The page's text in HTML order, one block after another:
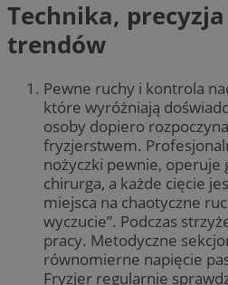
Technika,
trendów
Pewne ruchy i kontrola
które wyróżniają
osoby dopiero
fryzjerstwem.
nożyczki pewnie, operuje
chirurga, a każde cięcie
miejsca na chaotyczne
wyczucie”. Podczas
pracy. Metodyczne
równomierne napięcie
Fryzjer regularnie